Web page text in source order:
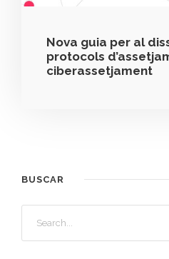
Nova guia per al
protocols
ciberassetjament
BUSCAR